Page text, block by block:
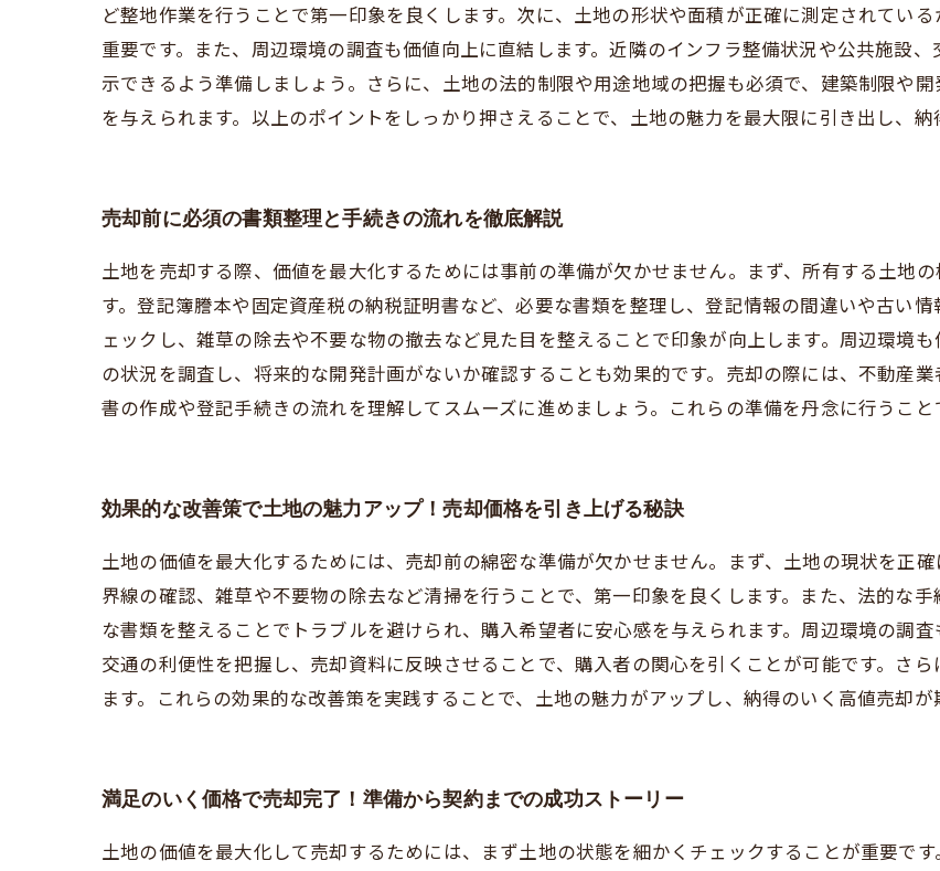
ど整地作業を行うことで第一印象を良くします。次に、土地の形状や面積が正確に測定されてい
重要です。また、周辺環境の調査も価値向上に直結します。近隣のインフラ整備状況や公共施設
示できるよう準備しましょう。さらに、土地の法的制限や用途地域の把握も必須で、建築制限や
を与えられます。以上のポイントをしっかり押さえることで、土地の魅力を最大限に引き出し、納
売却前に必須の書類整理と手続きの流れを徹底解説
土地を売却する際、価値を最大化するためには事前の準備が欠かせません。まず、所有する土地
す。登記簿謄本や固定資産税の納税証明書など、必要な書類を整理し、登記情報の間違いや古い
ェックし、雑草の除去や不要な物の撤去など見た目を整えることで印象が向上します。周辺環境
の状況を調査し、将来的な開発計画がないか確認することも効果的です。売却の際には、不動産
書の作成や登記手続きの流れを理解してスムーズに進めましょう。これらの準備を丹念に行うこと
効果的な改善策で土地の魅力アップ！売却価格を引き上げる秘訣
土地の価値を最大化するためには、売却前の綿密な準備が欠かせません。まず、土地の現状を正
界線の確認、雑草や不要物の除去など清掃を行うことで、第一印象を良くします。また、法的な
な書類を整えることでトラブルを避けられ、購入希望者に安心感を与えられます。周辺環境の調
交通の利便性を把握し、売却資料に反映させることで、購入者の関心を引くことが可能です。さ
ます。これらの効果的な改善策を実践することで、土地の魅力がアップし、納得のいく高値売却が
満足のいく価格で売却完了！準備から契約までの成功ストーリー
土地の価値を最大化して売却するためには、まず土地の状態を細かくチェックすることが重要で